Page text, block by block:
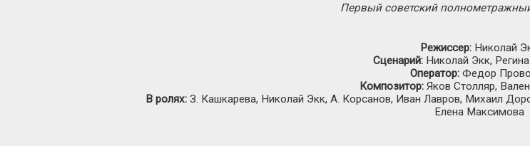
Первый советский
Режиссер: Николай
Сценарий: Николай Экк,
Оператор:Федор
Композитор: Яков Столляр,
В ролях: З. Кашкарева, Николай Экк, А. Корсанов, Иван Лавров, Михаил
Елена Максимова